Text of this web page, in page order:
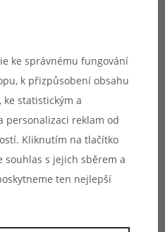
ke správnému fungování
k přizpůsobení obsahu
statistickým a
personalizaci reklam od
Kliknutím na tlačítko
s jejich sběrem a
ten nejlepší